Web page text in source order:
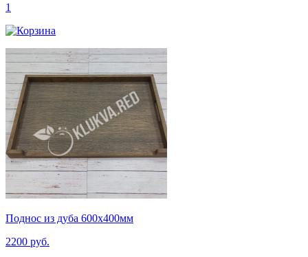
1
Поднос из дуба 600х400мм
2200 руб.